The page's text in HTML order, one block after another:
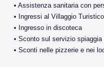
• Assistenza sanitaria con
• Ingressi al Villaggio
• Ingresso in discoteca
• Sconto sul servizio
• Sconti nelle pizzerie e nei